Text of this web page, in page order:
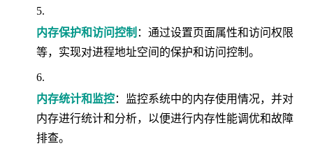
内存保护和访问控制 ：通过设置页面属性和访问权限
等，实现对进程地址空间的保护和访问控制。
内存统计和监控：监控系统中的内存使用情况，并对
内存进行统计和分析，以便进行内存性能调优和故障
排查。